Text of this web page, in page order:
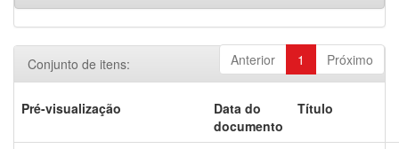
Anterior 1 Próximo
Conjunto de itens:
Pré-visualização
Data do
documento
Título